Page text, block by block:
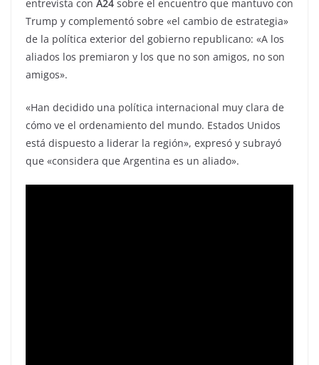
entrevista con A24 sobre el encuentro que mantuvo con
Trump y complementó sobre «el cambio de estrategia»
de la política exterior del gobierno republicano: «A los
aliados los premiaron y los que no son amigos, no son
amigos».
«Han decidido una política internacional muy clara de
cómo ve el ordenamiento del mundo. Estados Unidos
está dispuesto a liderar la región», expresó y subrayó
que «considera que Argentina es un aliado».